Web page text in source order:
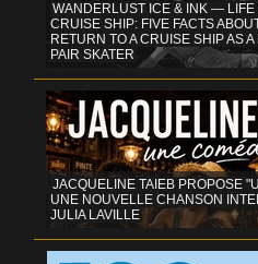
WANDERLUST ICE & INK — LIFE
CRUISE SHIP: FIVE FACTS
RETURN TO A CRUISE SHIP AS
PAIR SKATER
JACQUELINE TAIEB PROPOSE
UNE NOUVELLE CHANSON
JULIA LAVILLE